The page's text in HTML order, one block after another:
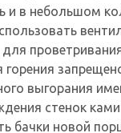
и в небольшом
горения
выгорания
стенок
бачки новой